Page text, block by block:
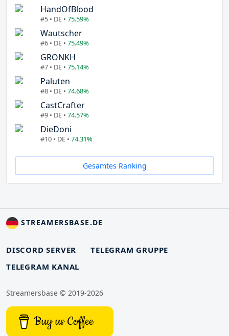
HandOfBlood
#5 • DE • 75.59%
Wautscher
#6 • DE • 75.49%
GRONKH
#7 • DE • 75.14%
Paluten
#8 • DE • 74.68%
CastCrafter
#9 • DE • 74.57%
DieDoni
#10 • DE • 74.31%
Gesamtes Ranking
STREAMERSBASE.DE
DISCORD SERVER
TELEGRAM GRUPPE
TELEGRAM KANAL
Streamersbase © 2019-2026
Buy us Coffee